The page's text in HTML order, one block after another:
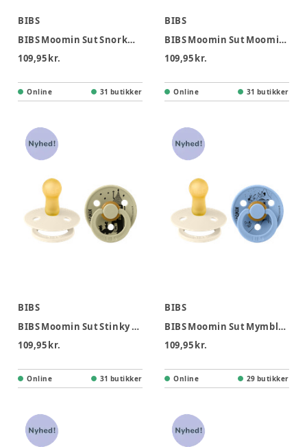
BIBS
BIBS Moomin Sut Snorkmaiden 2pk Str2 Ivory Vanilla
109,95 kr.
Online 31 butikker
BIBS
BIBS Moomin Sut Moomintroll 2pk Str 2 - Ivory Pale Butter
109,95 kr.
Online 31 butikker
BIBS
BIBS Moomin Sut Stinky 2pk Latex Str 2 - Ivory Khaki
109,95 kr.
Online 31 butikker
BIBS
BIBS Moomin Sut Mymble 2pk Str 2 - Ivory Skyblue
109,95 kr.
Online 29 butikker